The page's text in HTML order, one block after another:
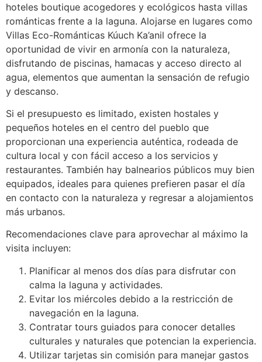
hoteles boutique acogedores y ecológicos hasta villas
románticas frente a la laguna. Alojarse en lugares como
Villas Eco-Románticas Kúuch Ka’anil ofrece la
oportunidad de vivir en armonía con la naturaleza,
disfrutando de piscinas, hamacas y acceso directo al
agua, elementos que aumentan la sensación de refugio
y descanso.
Si el presupuesto es limitado, existen hostales y
pequeños hoteles en el centro del pueblo que
proporcionan una experiencia auténtica, rodeada de
cultura local y con fácil acceso a los servicios y
restaurantes. También hay balnearios públicos muy bien
equipados, ideales para quienes prefieren pasar el día
en contacto con la naturaleza y regresar a alojamientos
más urbanos.
Recomendaciones clave para aprovechar al máximo la
visita incluyen:
Planificar al menos dos días para disfrutar con
calma la laguna y actividades.
Evitar los miércoles debido a la restricción de
navegación en la laguna.
Contratar tours guiados para conocer detalles
culturales y naturales que potencian la experiencia.
Utilizar tarjetas sin comisión para manejar gastos